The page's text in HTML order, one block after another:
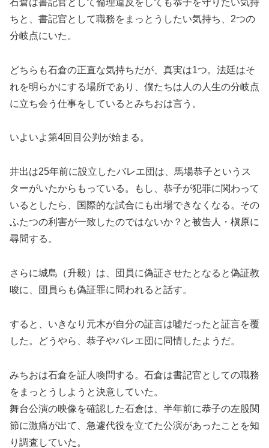
ちと、書記官として職務をまっとうしたい気持ち、2つの
分岐点にいた。
どちらも石倉の正直な気持ちだが、真実は1つ。法廷はそ
れを明らかにする場所であり、僕たちは人の人生の分岐点
に立ち会う仕事をしているとみちおは言う。
いよいよ第4回目公判が始まる。
井出は25年前に設立したバレエ団は、馬場恭子というス
ターがいたからもっている。もし、恭子が犯罪に関わって
いるとしたら、国際的な試合にも出場できなくなる。その
ふたつの利害が一致したのではないか？と被告人・槇原に
尋問する。
さらに城島（升毅）は、団員に偽証させたとなると偽証教
唆に、団員らも偽証罪に問われると話す。
すると、いきなり元木が自分の証言は嘘だったと証言を覆
した。どうやら、恭子やバレエ団に同情したようだ。
みちおは石倉を証人喚問する。石倉は書記官としての職務
をまっとうしようと決意していた。
舞台公演の映像を確認した石倉は、半年前に恭子の左股関
節に激痛が出て、急遽代役を立てた公演があったことを知
り調査していた。